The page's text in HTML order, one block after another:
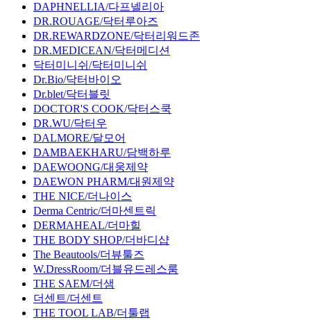
DAPHNELLIA/다프넬리아
DR.ROUAGE/닥터루아즈
DR.REWARDZONE/닥터리워드존
DR.MEDICEAN/닥터메디션
닥터미니쉬/닥터미니쉬
Dr.Bio/닥터바이오
Dr.blet/닥터블릿
DOCTOR'S COOK/닥터스쿡
DR.WU/닥터우
DALMORE/달모어
DAMBAEKHARU/담백하루
DAEWOONG/대웅제약
DAEWON PHARM/대원제약
THE NICE/더나이스
Derma Centric/더마센트릭
DERMAHEAL/더마힐
THE BODY SHOP/더바디샵
The Beautools/더뷰툴즈
W.DressRoom/더블유드레스룸
THE SAEM/더샘
더센트/더센트
THE TOOL LAB/더툴랩